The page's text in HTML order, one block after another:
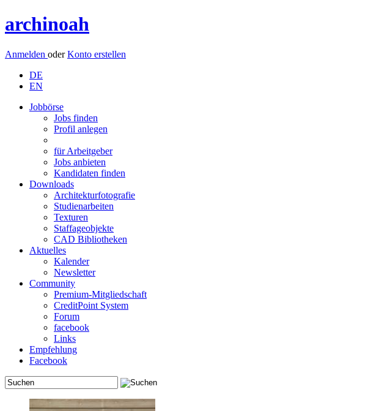
archinoah
Anmelden oderKonto erstellen
DE
EN
Jobbörse
Jobs finden
Profil anlegen
für Arbeitgeber
Jobs anbieten
Kandidaten finden
Downloads
Architekturfotografie
Studienarbeiten
Texturen
Staffageobjekte
CAD Bibliotheken
Aktuelles
Kalender
Newsletter
Community
Premium-Mitgliedschaft
CreditPoint System
Forum
facebook
Links
Empfehlung
Facebook